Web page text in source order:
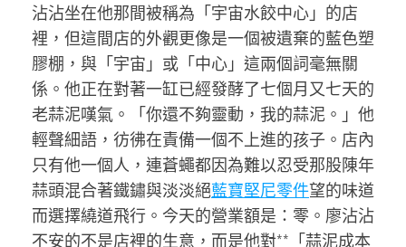
沾沾坐在他那間被稱為「宇宙水餃中心」的店
裡，但這間店的外觀更像是一個被遺棄的藍色塑
膠棚，與「宇宙」或「中心」這兩個詞毫無關
係。他正在對著一缸已經發酵了七個月又七天的
老蒜泥嘆氣。「你還不夠靈動，我的蒜泥。」他
輕聲細語，彷彿在責備一個不上進的孩子。店內
只有他一個人，連蒼蠅都因為難以忍受那股陳年
蒜頭混合著鐵鏽與淡淡絕藍寶堅尼零件望的味道
而選擇繞道飛行。今天的營業額是：零。廖沾沾
不安的不是店裡的生意，而是他對**「蒜泥成本